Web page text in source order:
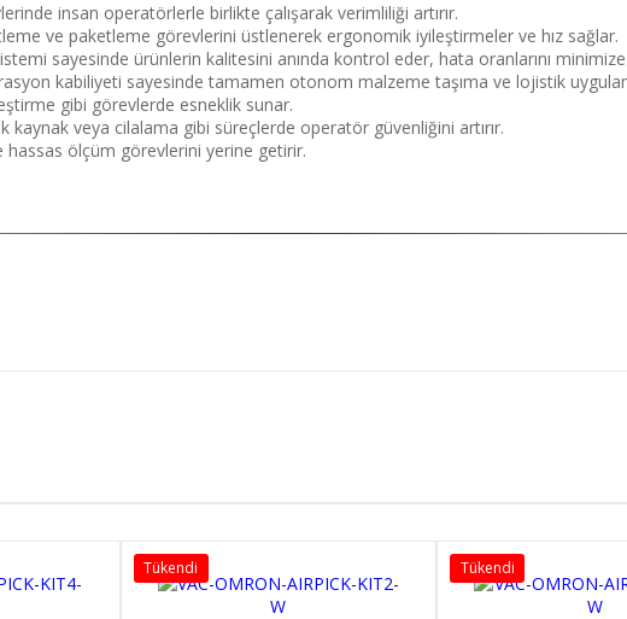
insan operatörlerle birlikte çalışarak verimliliği artırır.
ve paketleme görevlerini üstlenerek ergonomik iyileştirmeler ve hız sağlar.
sayesinde ürünlerin kalitesini anında kontrol eder, hata oranlarını
kabiliyeti sayesinde tamamen otonom malzeme taşıma ve lojistik
gibi görevlerde esneklik sunar.
kaynak veya cilalama gibi süreçlerde operatör güvenliğini artırır.
ölçüm görevlerini yerine getirir.